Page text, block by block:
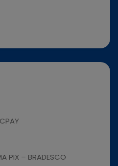
PIX – BRADESCO